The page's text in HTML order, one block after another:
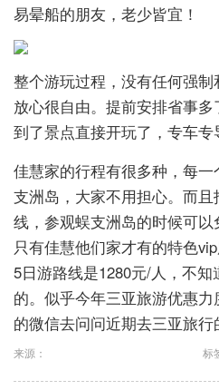
易晕船的朋友，老少皆宜！
整个游玩过程，没有任何强
放心很自由。提前安排省事多
到了景点直接开玩了，专车专
佳慧家的行程有很多种，每
支洲岛，大家不用担心。而
线，参观蜈支洲岛的时候可
只有佳慧他们家才有的特色
5日游路线是1280元/人，不
的。似乎今年三亚旅游优惠
的微信去问问近期去三亚旅行
来源： 标